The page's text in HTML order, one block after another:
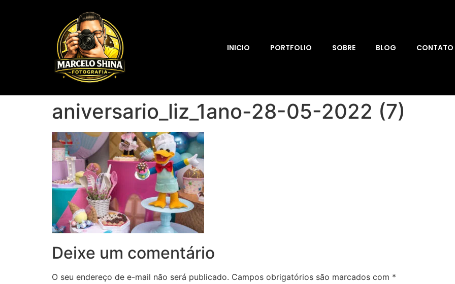
INICIO PORTFOLIO SOBRE BLOG CONTATO
aniversario_liz_1ano-28-05-2022 (7)
Deixe um comentário
O seu endereço de e-mail não será publicado. Campos obrigatórios são marcados com *